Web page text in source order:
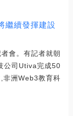
繼續發揮建設
會。有記者就朝
公司Utiva完成50
非洲Web3教育科